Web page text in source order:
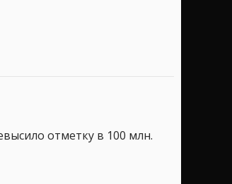
отметку в 100 млн.